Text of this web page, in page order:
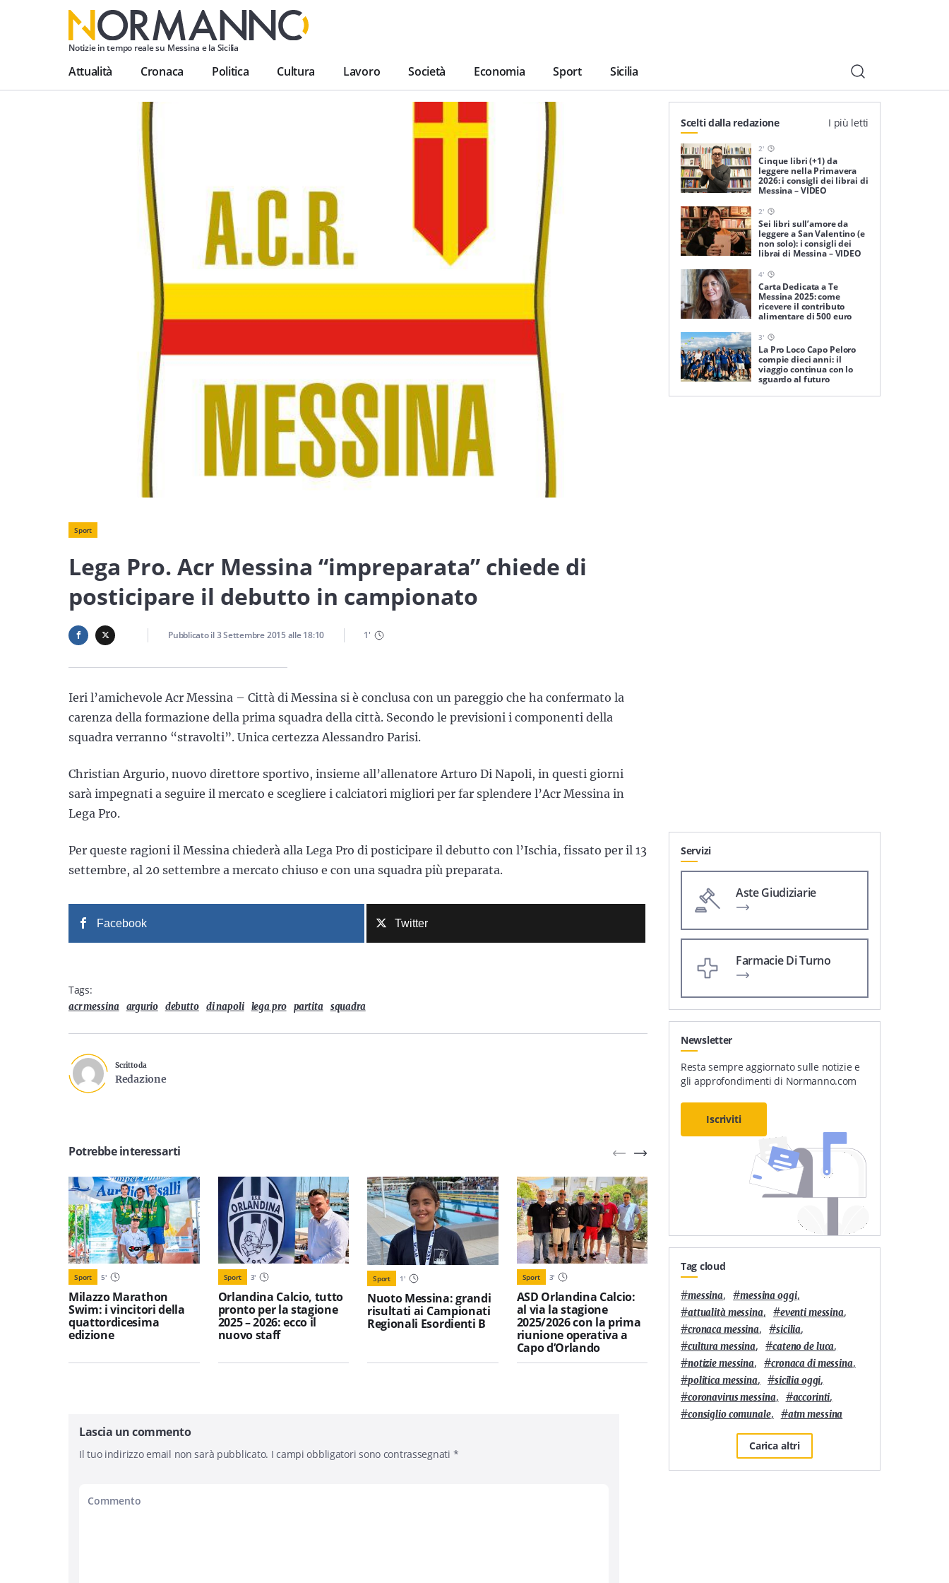
Notizie in tempo reale su Messina e la Sicilia
Attualità Cronaca Politica Cultura Lavoro Società Economia Sport Sicilia
Sport
Lega Pro. Acr Messina “impreparata” chiede di
posticipare il debutto in campionato
Pubblicato il3 Settembre 2015alle18:10 1'
Ieri l’amichevole Acr Messina – Città di Messina si è conclusa con un pareggio che ha confermato la
carenza della formazione della prima squadra della città. Secondo le previsioni i componenti della
squadra verranno “stravolti”. Unica certezza Alessandro Parisi.
Christian Argurio, nuovo direttore sportivo, insieme all’allenatore Arturo Di Napoli, in questi giorni
sarà impegnati a seguire il mercato e scegliere i calciatori migliori per far splendere l’Acr Messina in
Lega Pro.
Per queste ragioni il Messina chiederà alla Lega Pro di posticipare il debutto con l’Ischia, fissato per il 13
settembre, al 20 settembre a mercato chiuso e con una squadra più preparata.
Facebook Twitter
Tags:
acr messina argurio debutto di napoli lega pro partita squadra
Scritto da
Redazione
Potrebbe interessarti
Sport 5'
Milazzo Marathon
Swim: i vincitori della
quattordicesima
edizione
Sport 3'
Orlandina Calcio, tutto
pronto per la stagione
2025 – 2026: ecco il
nuovo staff
Sport 1'
Nuoto Messina: grandi
risultati ai Campionati
Regionali Esordienti B
Sport 3'
ASD Orlandina Calcio:
al via la stagione
2025/2026 con la prima
riunione operativa a
Capo d’Orlando
Sport
Il pilota messinese
Antonio Ricciari pronto
per la sua terza Dakar
messinese Antonio
Ricciari annuncia la sua
Dakar 2025
Lascia un commento
Il tuo indirizzo email non sarà pubblicato. I campi obbligatori sono contrassegnati *
Scelti dalla redazione I più letti
2'
Cinque libri (+1) da
leggere nella Primavera
2026: i consigli dei librai di
Messina – VIDEO
2'
Sei libri sull’amore da
leggere a San Valentino (e
non solo): i consigli dei
librai di Messina – VIDEO
4'
Carta Dedicata a Te
Messina 2025: come
ricevere il contributo
alimentare di 500 euro
3'
La Pro Loco Capo Peloro
compie dieci anni: il
viaggio continua con lo
sguardo al futuro
Servizi
Aste Giudiziarie
Farmacie Di Turno
Newsletter
Resta sempre aggiornato sulle notizie e
gli approfondimenti di Normanno.com
Iscriviti
Tag cloud
#messina, #messina oggi,
#attualità messina, #eventi messina,
#cronaca messina, #sicilia,
#cultura messina, #cateno de luca,
#notizie messina, #cronaca di messina,
#politica messina, #sicilia oggi,
#coronavirus messina, #accorinti,
#consiglio comunale, #atm messina
Carica altri